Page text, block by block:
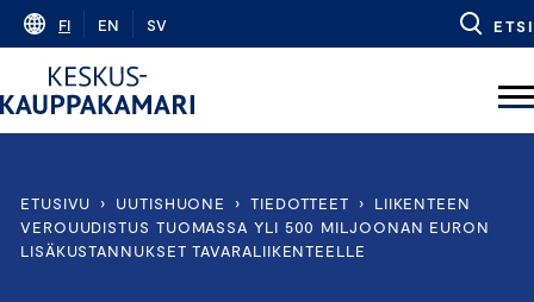
Skip
content
FI EN SV ETSI
ETUSIVU › UUTISHUONE › TIEDOTTEET ›
LIIKENTEEN
VEROUUDISTUS TUOMASSA YLI 500 MILJOONAN EURON
LISÄKUSTANNUKSET TAVARALIIKENTEELLE